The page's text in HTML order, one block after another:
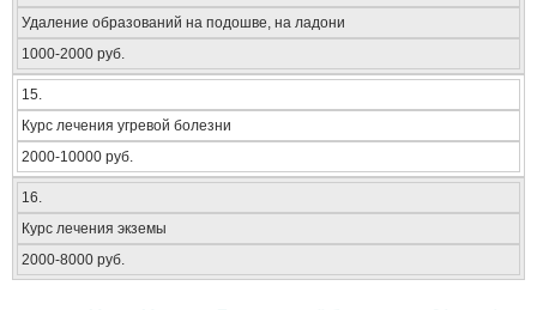
Удаление образований на подошве, на ладони
1000-2000 руб.
15.
Курс лечения угревой болезни
2000-10000 руб.
16.
Курс лечения экземы
2000-8000 руб.